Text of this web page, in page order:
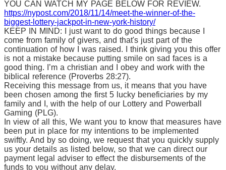
YOU CAN WATCH MY PAGE BELOW FOR REVIEW.
https://nypost.com/2018/11/14/meet-the-winner-of-the-
biggest-lottery-jackpot-in-new-york-history/
KEEP IN MIND: I just want to do good things because I
come from family of givers, and that's just part of the
continuation of how I was raised. I think giving you this offer
is not a mistake because putting smile on sad faces is a
good thing. I’m a christian and I obey and work with the
biblical reference (Proverbs 28:27).
Receiving this message from us, it means that you have
been chosen among the first 5 lucky beneficiaries by my
family and I, with the help of our Lottery and Powerball
Gaming (PLG).
In view of all this, We want you to know that measures have
been put in place for my intentions to be implemented
swiftly. And by so doing, we request that you quickly supply
us your details as listed below, so that we can direct our
payment legal adviser to effect the disbursements of the
funds to you without any delay.